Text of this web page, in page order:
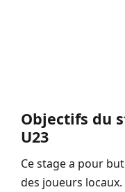
Objectifs du
U23
Ce stage a pour
des joueurs